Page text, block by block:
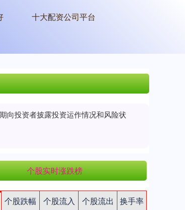
十大配资公司平台
向投资者披露投资运作情况和风险状
个股实时涨跌榜
个股跌幅 个股流入 个股流出
换手率